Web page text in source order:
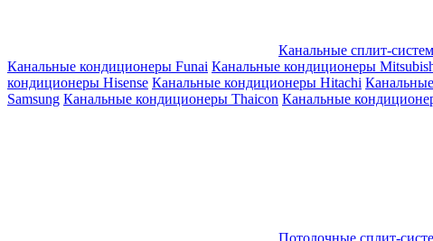
Канальные сплит-
Канальные кондиционеры Funai Канальные кондиционеры
кондиционеры Hisense Канальные кондиционеры Hitachi
Samsung Канальные кондиционеры Thaicon Канальные
Потолочные сплит-